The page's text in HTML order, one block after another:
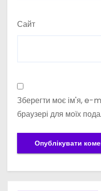
Сайт
Зберегти моє ім'я, e-
браузері для моїх